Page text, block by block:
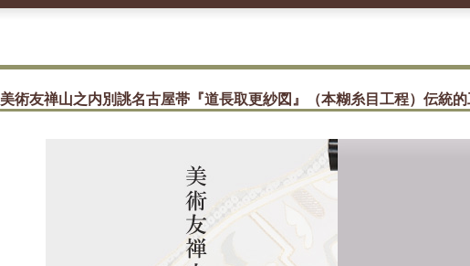
美術友禅山之内別誂名古屋帯『道長取更紗図』（本糊糸目工程）伝統